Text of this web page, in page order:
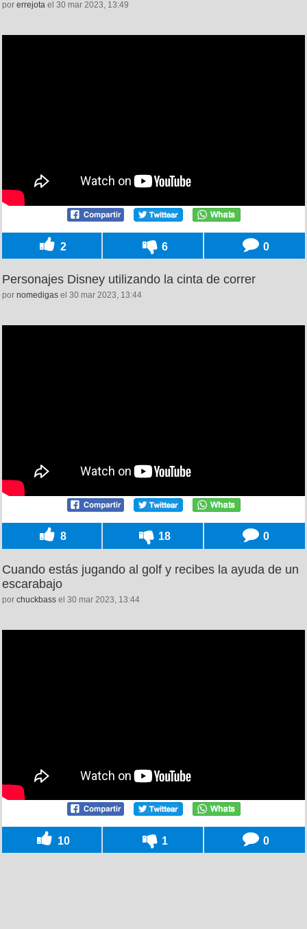
por errejota el 30 mar 2023, 13:49
2 6 0
Personajes Disney utilizando la cinta de correr
por nomedigas el 30 mar 2023, 13:44
8 18 0
Cuando estás jugando al golf y recibes la ayuda de un
escarabajo
por chuckbass el 30 mar 2023, 13:44
10 1 0